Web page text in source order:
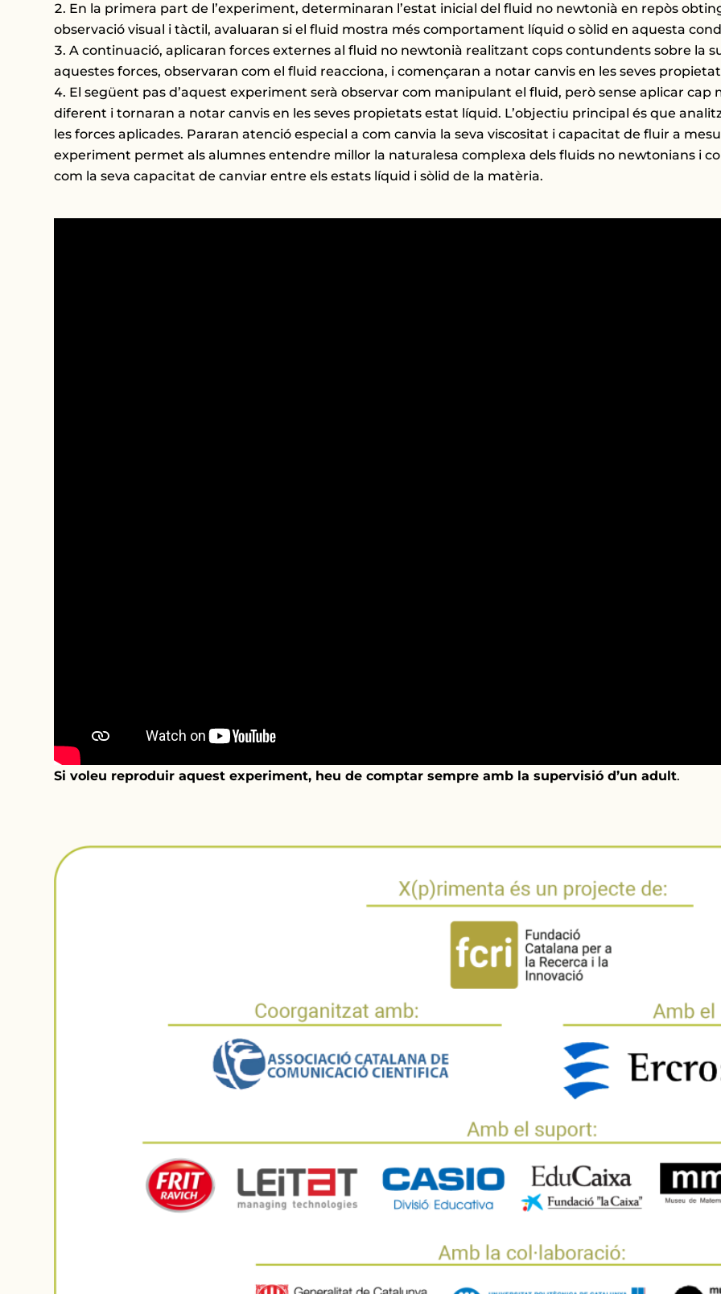
En la primera part de l’experiment, determinaran l’estat inicial del fluid no newtonià en repòs
observació visual i tàctil, avaluaran si el fluid mostra més comportament líquid o sòlid en aquesta
A continuació, aplicaran forces externes al fluid no newtonià realitzant cops contundents sobre la
aquestes forces, observaran com el fluid reacciona, i començaran a notar canvis en les seves
El següent pas d’aquest experiment serà observar com manipulant el fluid, però sense aplicar
diferent i tornaran a notar canvis en les seves propietats estat líquid. L’objectiu principal és que
les forces aplicades. Pararan atenció especial a com canvia la seva viscositat i capacitat de fluir a
experiment permet als alumnes entendre millor la naturalesa complexa dels fluids no newtonians i
com la seva capacitat de canviar entre els estats líquid i sòlid de la matèria.
Si voleu reproduir aquest experiment, heu de comptar sempre amb la supervisió d’un adult.